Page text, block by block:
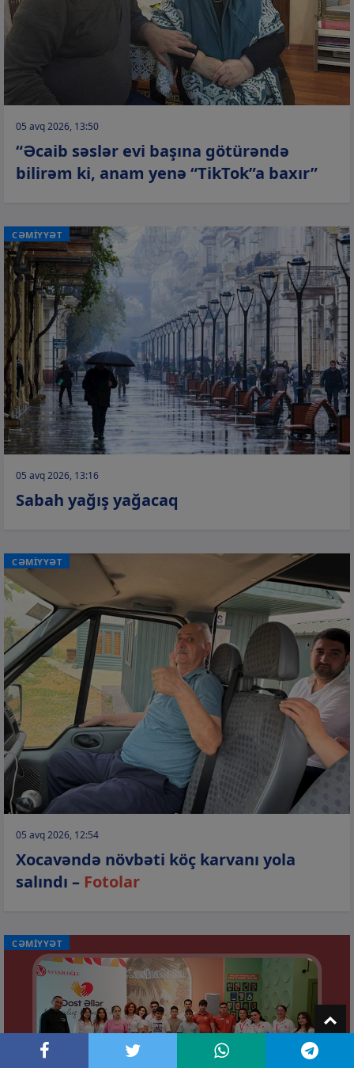
05 avq 2026, 13:50
“Əcaib səslər evi başına götürəndə
bilirəm ki, anam yenə “TikTok”a baxır”
CƏMİYYƏT
05 avq 2026, 13:16
Sabah yağış yağacaq
CƏMİYYƏT
05 avq 2026, 12:54
Xocavəndə növbəti köç karvanı yola
salındı – Fotolar
CƏMİYYƏT